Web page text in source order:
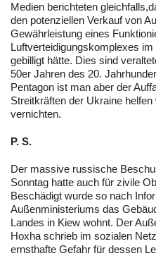
Medien berichteten
den potenziellen Verkauf von
Gewährleistung eines
Luftverteidigungskomplexes
gebilligt hätte. Dies sind
50er Jahren des 20.
Pentagon ist man aber der
Streitkräften der Ukraine
vernichten.
P. S.
Der massive russische
Sonntag hatte auch für zivile
Beschädigt wurde so nach
Außenministeriums das
Landes in Kiew wohnt. Der
Hoxha schrieb im sozialen
ernsthafte Gefahr für dessen